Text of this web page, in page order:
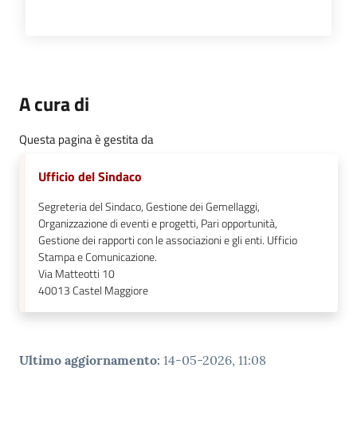
A cura di
Questa pagina è gestita da
Ufficio del Sindaco
Segreteria del Sindaco, Gestione dei Gemellaggi,
Organizzazione di eventi e progetti, Pari opportunità,
Gestione dei rapporti con le associazioni e gli enti. Ufficio
Stampa e Comunicazione.
Via Matteotti 10
40013Castel Maggiore
Ultimo aggiornamento: 14-05-2026, 11:08